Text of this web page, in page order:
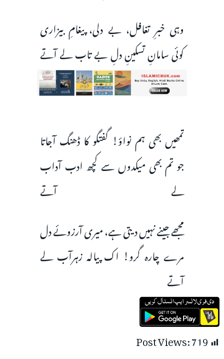
وہی خبرِ تغافل، بے دلی، پیغامِ بیزاری
کوئی سامانِ تسکینِ دلِ بے تاب لے آتے
تمھیں بھی ہم نواؤ! گفتگو کا ڈھنگ آجاتا
جو تم بھی میکدوں سے کچھ ادب آداب
لے آتے
مجھے جینے نہیں دیتی ہے، میری آرزوئے دل
مرے چارہ گرو! اک پیالہ زہرآب لے
آتے
Post Views:719